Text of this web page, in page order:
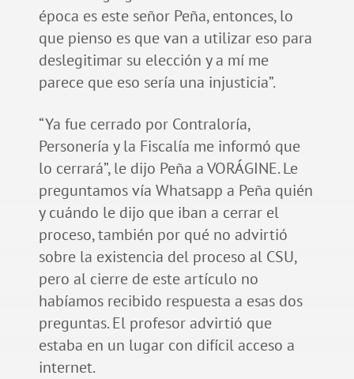
época es este señor Peña, entonces, lo
que pienso es que van a utilizar eso para
deslegitimar su elección y a mí me
parece que eso sería una injusticia”.
“Ya fue cerrado por Contraloría,
Personería y la Fiscalía me informó que
lo cerrará”, le dijo Peña a VORÁGINE. Le
preguntamos vía Whatsapp a Peña quién
y cuándo le dijo que iban a cerrar el
proceso, también por qué no advirtió
sobre la existencia del proceso al CSU,
pero al cierre de este artículo no
habíamos recibido respuesta a esas dos
preguntas. El profesor advirtió que
estaba en un lugar con difícil acceso a
internet.